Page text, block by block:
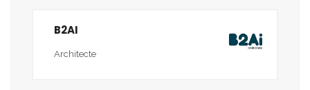
B2AI
Architecte